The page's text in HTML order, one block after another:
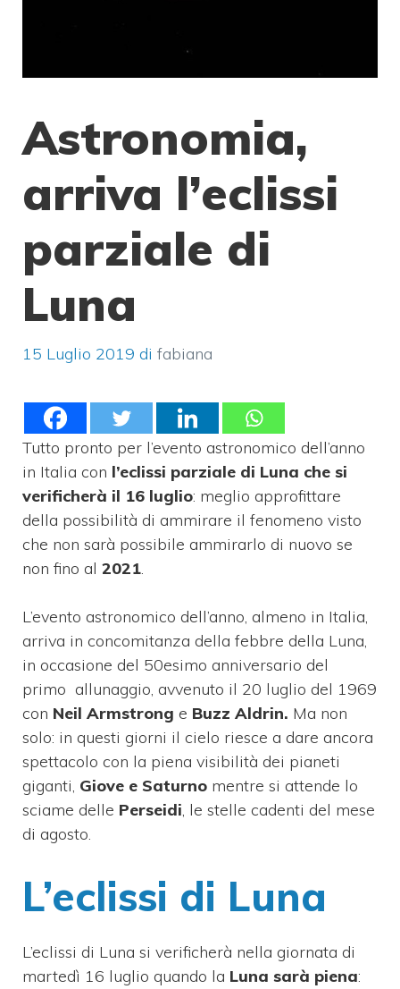
Astronomia,
arriva l’eclissi
parziale di
Luna
15 Luglio 2019 di fabiana
Tutto pronto per l’evento astronomico dell’anno
in Italia con l’eclissi parziale di Luna che si
verificherà il 16 luglio: meglio approfittare
della possibilità di ammirare il fenomeno visto
che non sarà possibile ammirarlo di nuovo se
non fino al 2021.
L’evento astronomico dell’anno, almeno in Italia,
arriva in concomitanza della febbre della Luna,
in occasione del 50esimo anniversario del
primo allunaggio, avvenuto il 20 luglio del 1969
con Neil Armstrong e Buzz Aldrin. Ma non
solo: in questi giorni il cielo riesce a dare ancora
spettacolo con la piena visibilità dei pianeti
giganti, Giove e Saturno mentre si attende lo
sciame delle Perseidi, le stelle cadenti del mese
di agosto.
L’eclissi di Luna
L’eclissi di Luna si verificherà nella giornata di
martedì 16 luglio quando la Luna sarà piena: